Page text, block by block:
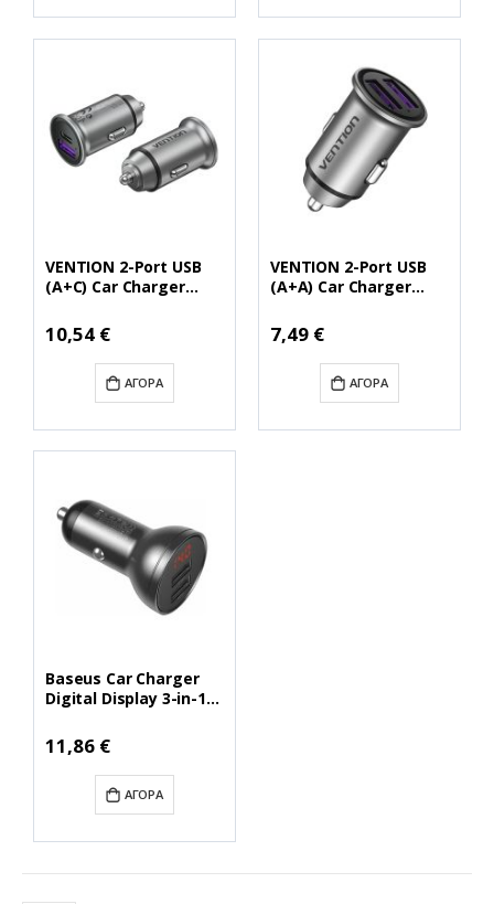
VENTION 2-Port USB
(A+C) Car Charger
Style Aluminium Alloy
Type (FFFH0)
(VENFFFH0)
10,54 €
ΑΓΟΡΆ
VENTION 2-Port USB
(A+A) Car Charger
Style Aluminium Alloy
Type (FFEH0)
(VENFFEH0)
7,49 €
ΑΓΟΡΆ
Baseus Car Charger
Digital Display 3-in-1
(TZCCBX-0G)
(BASTZCCBX-0G)
11,86 €
ΑΓΟΡΆ